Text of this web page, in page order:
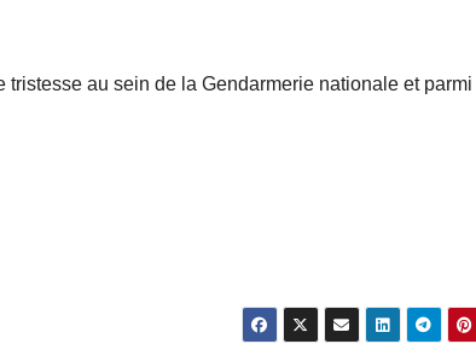
au sein de la Gendarmerie nationale et